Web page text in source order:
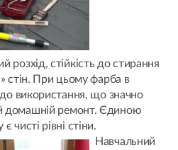
розхід, стійкість до стирання
стін. При цьому фарба в
використання, що значно
домашній ремонт. Єдиною
чисті рівні стіни.
Навчальний